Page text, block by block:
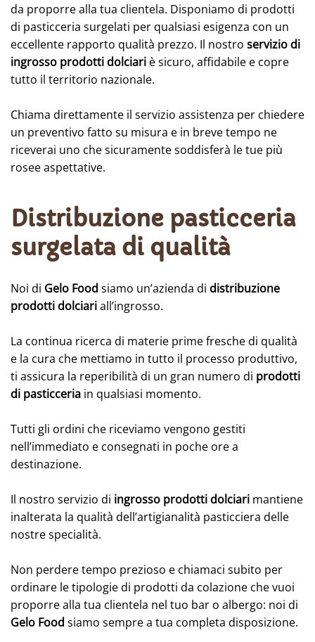
da proporre alla tua clientela. Disponiamo di prodotti
di pasticceria surgelati per qualsiasi esigenza con un
eccellente rapporto qualità prezzo. Il nostro servizio di
ingrosso prodotti dolciari è sicuro, affidabile e copre
tutto il territorio nazionale.
Chiama direttamente il servizio assistenza per chiedere
un preventivo fatto su misura e in breve tempo ne
riceverai uno che sicuramente soddisferà le tue più
rosee aspettative.
Distribuzione pasticceria
surgelata di qualità
Noi di Gelo Food siamo un’azienda di distribuzione
prodotti dolciariall’ingrosso.
La continua ricerca di materie prime fresche di qualità
e la cura che mettiamo in tutto il processo produttivo,
ti assicura la reperibilità di un gran numero di prodotti
di pasticceria in qualsiasi momento.
Tutti gli ordini che riceviamo vengono gestiti
nell’immediato e consegnati in poche ore a
destinazione.
Il nostro servizio di ingrosso prodotti dolciari mantiene
inalterata la qualità dell’artigianalità pasticciera delle
nostre specialità.
Non perdere tempo prezioso e chiamaci subito per
ordinare le tipologie di prodotti da colazione che vuoi
proporre alla tua clientela nel tuo bar o albergo: noi di
Gelo Food siamo sempre a tua completa disposizione.